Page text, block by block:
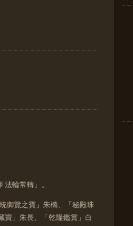
輪常轉」。
御覽之寶」朱橢、「秘殿珠
寶」朱長、「乾隆鑑賞」白